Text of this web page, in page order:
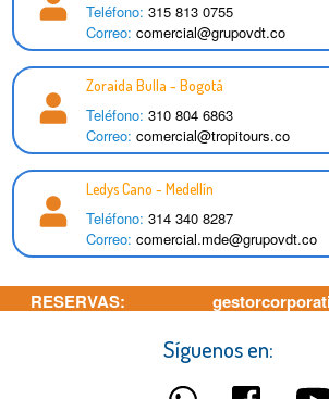
Teléfono: 315 813 0755
Correo: comercial@grupovdt.co
Zoraida Bulla - Bogotá
Teléfono: 310 804 6863
Correo: comercial@tropitours.co
Ledys Cano - Medellín
Teléfono: 314 340 8287
Correo: comercial.mde@grupovdt.co
RESERVAS:
Síguenos en: